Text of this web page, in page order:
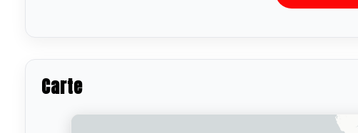
Carte